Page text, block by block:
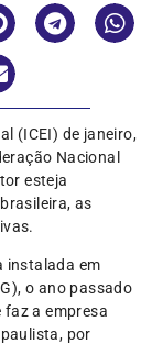
(ICEI) de janeiro,
Nacional
esteja
as
instalada em
o ano passado
a empresa
por